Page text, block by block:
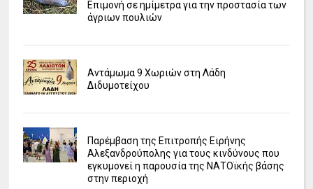
Επιμονή σε ημίμετρα για την προστασία των
άγριων πουλιών
Αντάμωμα 9 Χωριών στη Λάδη
Διδυμοτείχου
Παρέμβαση της Επιτροπής Ειρήνης
Αλεξανδρούπολης για τους κινδύνους που
εγκυμονεί η παρουσία της ΝΑΤΟϊκής βάσης
στην περιοχή